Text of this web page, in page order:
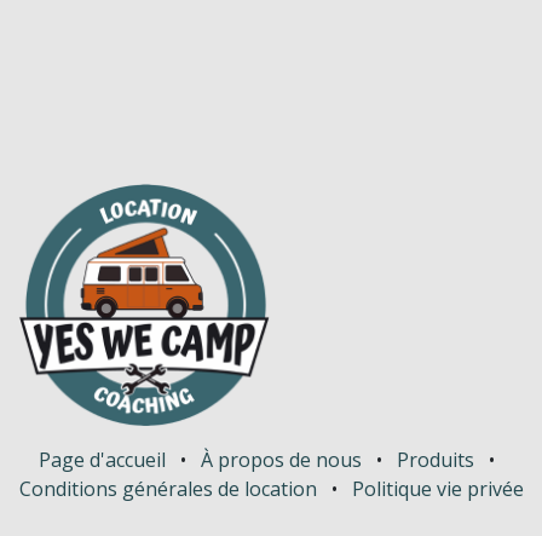
Page d'accueil • À propos de nous • Produits
•
Conditions générales de location
• Politique vie privée